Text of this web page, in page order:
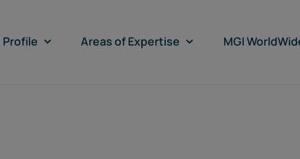
Profile Areas of Expertise MGI